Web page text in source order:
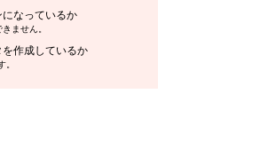
なっているか
ません。
作成しているか
。